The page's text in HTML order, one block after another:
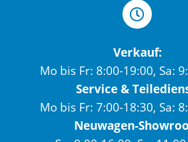
Verkauf:
Mo bis Fr: 8:00-19:00, Sa:
Service &
Mo bis Fr: 7:00-18:30, Sa:
Neuwagen-